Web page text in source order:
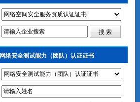
网络安全测试能力（团队）认证证书